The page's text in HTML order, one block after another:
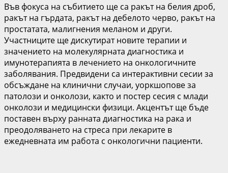
Във фокуса на събитието ще са ракът на белия дроб,
ракът на гърдата, ракът на дебелото черво, ракът на
простатата, малигнения меланом и други.
Участниците ще дискутират новите терапии и
значението на молекулярната диагностика и
имунотерапията в лечението на онкологичните
заболявания. Предвидени са интерактивни сесии за
обсъждане на клинични случаи, уоркшопове за
патолози и онколози, както и постер сесия с млади
онколози и медицински физици. Акцентът ще бъде
поставен върху ранната диагностика на рака и
преодоляването на стреса при лекарите в
ежедневната им работа с онкологични пациенти.